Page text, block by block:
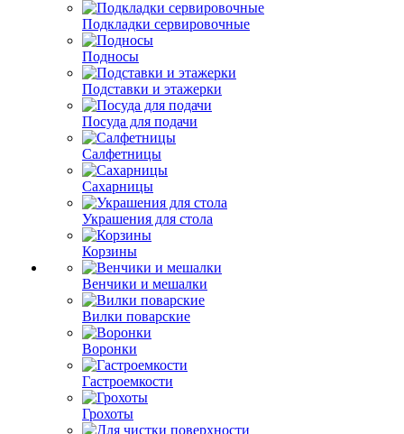
Подкладки сервировочные
Подносы
Подставки и этажерки
Посуда для подачи
Салфетницы
Сахарницы
Украшения для стола
Корзины
Венчики и мешалки
Вилки поварские
Воронки
Гастроемкости
Грохоты